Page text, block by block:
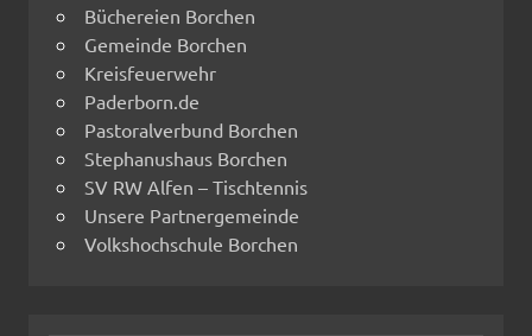
Büchereien Borchen
Gemeinde Borchen
Kreisfeuerwehr
Paderborn.de
Pastoralverbund Borchen
Stephanushaus Borchen
SV RW Alfen – Tischtennis
Unsere Partnergemeinde
Volkshochschule Borchen